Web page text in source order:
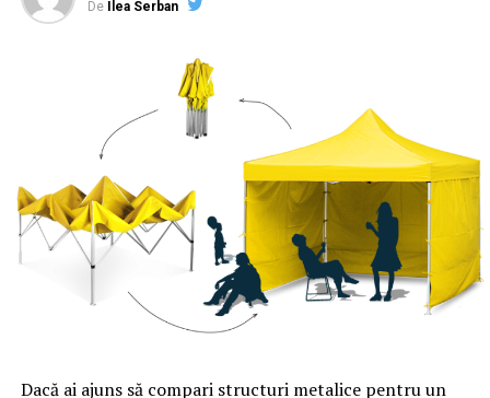
ARTICOLE PE ACEIASI TEMA: PRIMA
Incredibil! Oraşul care se plânge că are prea mulţi bani |
Sibiul de AZI
NU RATATI
Atenție! Țeapă cu bilete de avion la o companie low-cost
| Sibiul de AZI
De
Ilea Serban
Dacă ai ajuns să compari structuri metalice pentru un